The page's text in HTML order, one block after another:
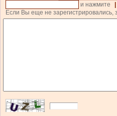
и нажмите
Если Вы еще не зарегистрировались,